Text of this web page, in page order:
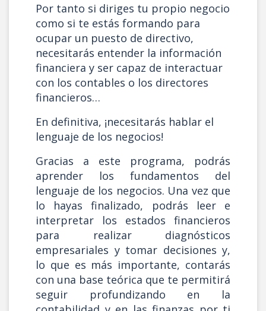
Por tanto si diriges tu propio negocio
como si te estás formando para
ocupar un puesto de directivo,
necesitarás entender la información
financiera y ser capaz de interactuar
con los contables o los directores
financieros…
En definitiva, ¡necesitarás hablar el
lenguaje de los negocios!
Gracias a este programa, podrás
aprender los fundamentos del
lenguaje de los negocios. Una vez que
lo hayas finalizado, podrás leer e
interpretar los estados financieros
para realizar diagnósticos
empresariales y tomar decisiones y,
lo que es más importante, contarás
con una base teórica que te permitirá
seguir profundizando en la